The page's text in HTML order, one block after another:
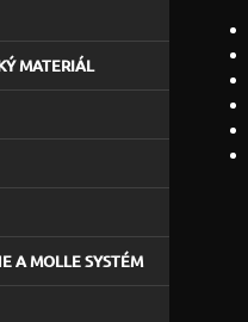
MATERIÁL
A MOLLE SYSTÉM